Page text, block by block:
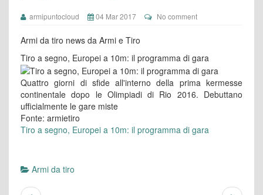
armipuntocloud 04 Mar 2017 No comment
Armi da tiro news da Armi e Tiro
Tiro a segno, Europei a 10m: il programma di gara
Quattro giorni di sfide all'interno della prima kermesse
continentale dopo le Olimpiadi di Rio 2016. Debuttano
ufficialmente le gare miste
Fonte: armietiro
Tiro a segno, Europei a 10m: il programma di gara
Armi da tiro